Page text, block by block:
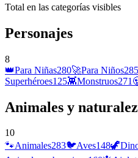
Total en las categorías visibles
Personajes
8
👑Para Niñas280🚀Para Niños285
Superhéroes125👾Monstruos271
Animales y
10
🐾Animales283🐦Aves148🦖